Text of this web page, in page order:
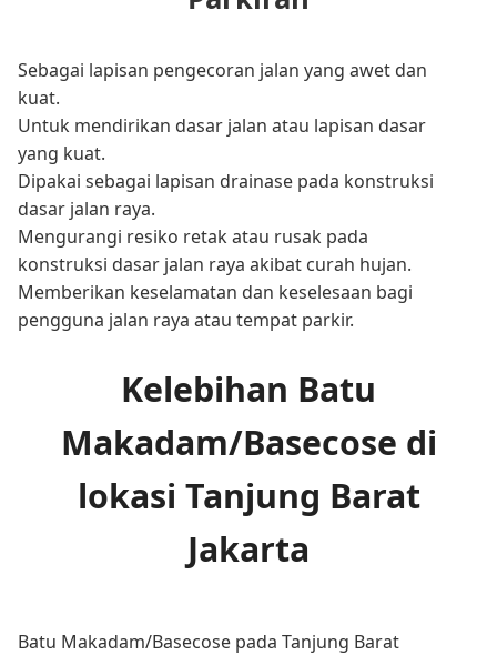
Sebagai lapisan pengecoran jalan yang awet dan
kuat.
Untuk mendirikan dasar jalan atau lapisan dasar
yang kuat.
Dipakai sebagai lapisan drainase pada konstruksi
dasar jalan raya.
Mengurangi resiko retak atau rusak pada
konstruksi dasar jalan raya akibat curah hujan.
Memberikan keselamatan dan keselesaan bagi
pengguna jalan raya atau tempat parkir.
Kelebihan Batu
Makadam/Basecose di
lokasi Tanjung Barat
Jakarta
Batu Makadam/Basecose pada Tanjung Barat